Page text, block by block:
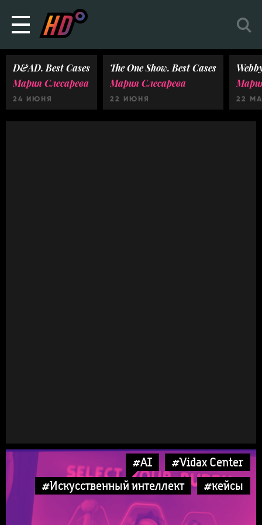
D&AD. Best Cases
Мария Слесарева
24 ИЮНЯ
The One Show. Best Cases
Мария Слесарева
22 ИЮНЯ 22
#AI
#Vidax Center
#Искусственный интеллект
#кейсы